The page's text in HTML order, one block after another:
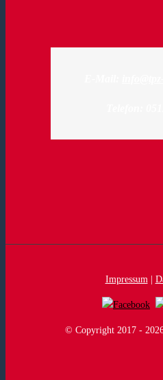
Impressum|
© Copyright 2017 -